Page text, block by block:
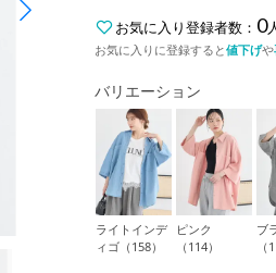
お気に入り登録者数： 0人
お気に入りに登録すると値下げや
バリエーション
ライトインデ
ィゴ（158）
ピンク
（114）
ブ
（